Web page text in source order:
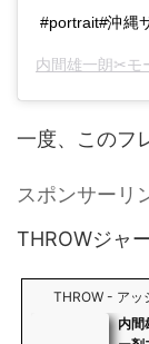
#portrait#沖縄
内間雄一朗✂︎モ
一度、このフ
スポンサーリ
THROWジャ
THROW - アッ
内間